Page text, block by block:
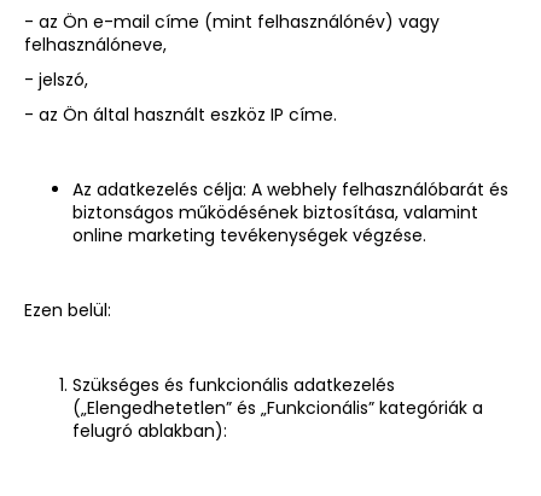
- az Ön e-mail címe (mint felhasználónév) vagy
felhasználóneve,
- jelszó,
- az Ön által használt eszköz IP címe.
Az adatkezelés célja: A webhely felhasználóbarát és
biztonságos működésének biztosítása, valamint
online marketing tevékenységek végzése.
Ezen belül:
Szükséges és funkcionális adatkezelés
(„Elengedhetetlen” és „Funkcionális” kategóriák a
felugró ablakban):